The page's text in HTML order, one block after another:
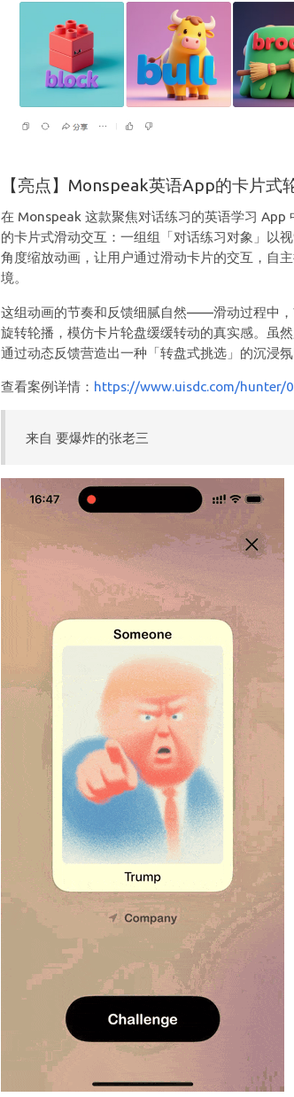
【亮点】Monspeak英语App的卡片式
在 Monspeak 这款聚焦对话练习的英语学习 App
的卡片式滑动交互：一组组「对话练习对象」以
角度缩放动画，让用户通过滑动卡片的交互，自
境。
这组动画的节奏和反馈细腻自然——滑动过程中
旋转轮播，模仿卡片轮盘缓缓转动的真实感。虽
通过动态反馈营造出一种「转盘式挑选」的沉浸
查看案例详情： https://www.uisdc.com/hunter/
来自 要爆炸的张老三